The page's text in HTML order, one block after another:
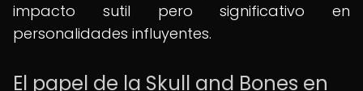
impacto sutil pero significativo en
personalidades influyentes.
El papel de la Skull and Bones en